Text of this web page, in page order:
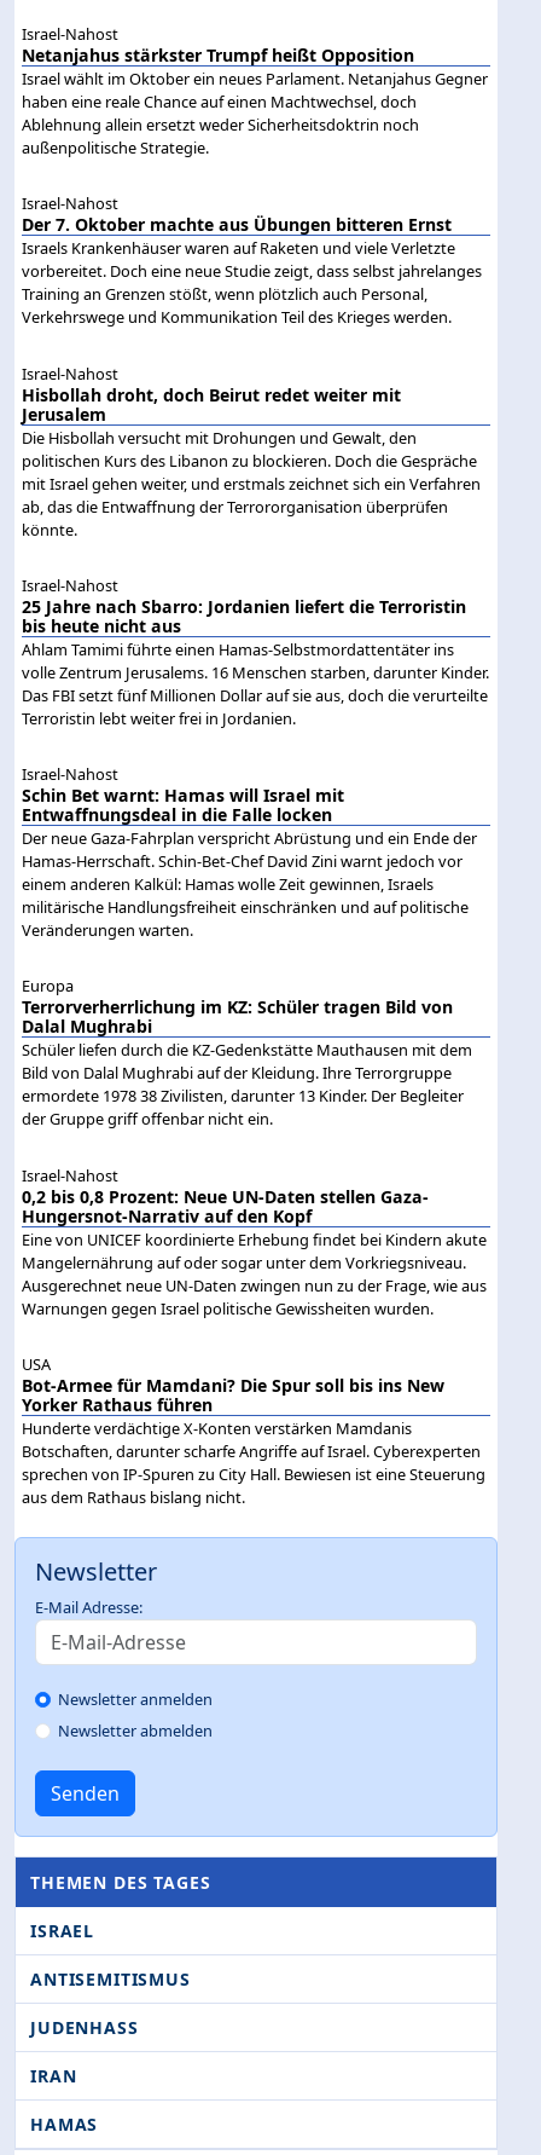
Israel-Nahost
Netanjahus stärkster Trumpf heißt Opposition
Israel wählt im Oktober ein neues Parlament. Netanjahus Gegner
haben eine reale Chance auf einen Machtwechsel, doch
Ablehnung allein ersetzt weder Sicherheitsdoktrin noch
außenpolitische Strategie.
Israel-Nahost
Der 7. Oktober machte aus Übungen bitteren Ernst
Israels Krankenhäuser waren auf Raketen und viele Verletzte
vorbereitet. Doch eine neue Studie zeigt, dass selbst jahrelanges
Training an Grenzen stößt, wenn plötzlich auch Personal,
Verkehrswege und Kommunikation Teil des Krieges werden.
Israel-Nahost
Hisbollah droht, doch Beirut redet weiter mit
Jerusalem
Die Hisbollah versucht mit Drohungen und Gewalt, den
politischen Kurs des Libanon zu blockieren. Doch die Gespräche
mit Israel gehen weiter, und erstmals zeichnet sich ein Verfahren
ab, das die Entwaffnung der Terrororganisation überprüfen
könnte.
Israel-Nahost
25 Jahre nach Sbarro: Jordanien liefert die Terroristin
bis heute nicht aus
Ahlam Tamimi führte einen Hamas-Selbstmordattentäter ins
volle Zentrum Jerusalems. 16 Menschen starben, darunter Kinder.
Das FBI setzt fünf Millionen Dollar auf sie aus, doch die verurteilte
Terroristin lebt weiter frei in Jordanien.
Israel-Nahost
Schin Bet warnt: Hamas will Israel mit
Entwaffnungsdeal in die Falle locken
Der neue Gaza-Fahrplan verspricht Abrüstung und ein Ende der
Hamas-Herrschaft. Schin-Bet-Chef David Zini warnt jedoch vor
einem anderen Kalkül: Hamas wolle Zeit gewinnen, Israels
militärische Handlungsfreiheit einschränken und auf politische
Veränderungen warten.
Europa
Terrorverherrlichung im KZ: Schüler tragen Bild von
Dalal Mughrabi
Schüler liefen durch die KZ-Gedenkstätte Mauthausen mit dem
Bild von Dalal Mughrabi auf der Kleidung. Ihre Terrorgruppe
ermordete 1978 38 Zivilisten, darunter 13 Kinder. Der Begleiter
der Gruppe griff offenbar nicht ein.
Israel-Nahost
0,2 bis 0,8 Prozent: Neue UN-Daten stellen Gaza-
Hungersnot-Narrativ auf den Kopf
Eine von UNICEF koordinierte Erhebung findet bei Kindern akute
Mangelernährung auf oder sogar unter dem Vorkriegsniveau.
Ausgerechnet neue UN-Daten zwingen nun zu der Frage, wie aus
Warnungen gegen Israel politische Gewissheiten wurden.
USA
Bot-Armee für Mamdani? Die Spur soll bis ins New
Yorker Rathaus führen
Hunderte verdächtige X-Konten verstärken Mamdanis
Botschaften, darunter scharfe Angriffe auf Israel. Cyberexperten
sprechen von IP-Spuren zu City Hall. Bewiesen ist eine Steuerung
aus dem Rathaus bislang nicht.
Newsletter
E-Mail Adresse:
Newsletter anmelden
Newsletter abmelden
Senden
THEMEN DES TAGES
ISRAEL
ANTISEMITISMUS
JUDENHASS
IRAN
HAMAS